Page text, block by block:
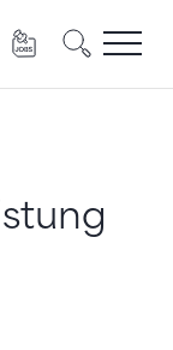
benötigt.